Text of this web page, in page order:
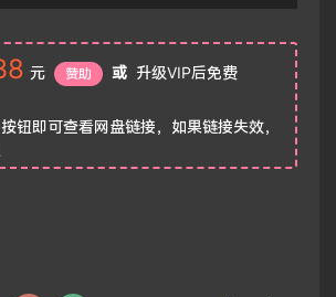
元 赞助 或 升级VIP后免费
钮即可查看网盘链接，如果链接失效，